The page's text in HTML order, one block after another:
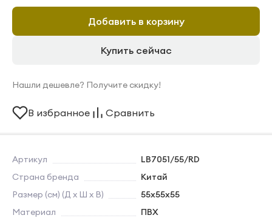
Артикул
LB7051/55/RD
Страна бренда
Китай
Размер (см) (Д х Ш х В)
55х55х55
Материал
ПВХ
Добавить в корзину
Купить сейчас
Нашли дешевле? Получите скидку!
В избранное Сравнить